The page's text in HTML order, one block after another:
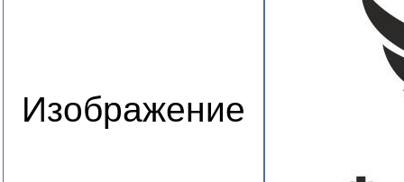
Изображение